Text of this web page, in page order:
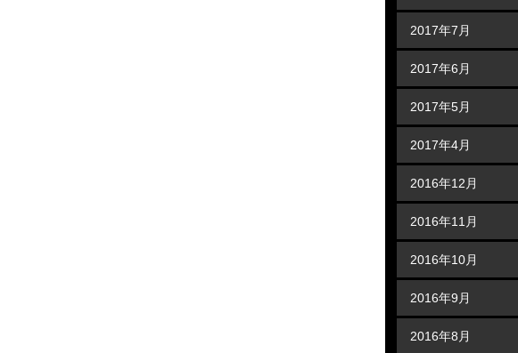
2017年7月
2017年6月
2017年5月
2017年4月
2016年12月
2016年11月
2016年10月
2016年9月
2016年8月